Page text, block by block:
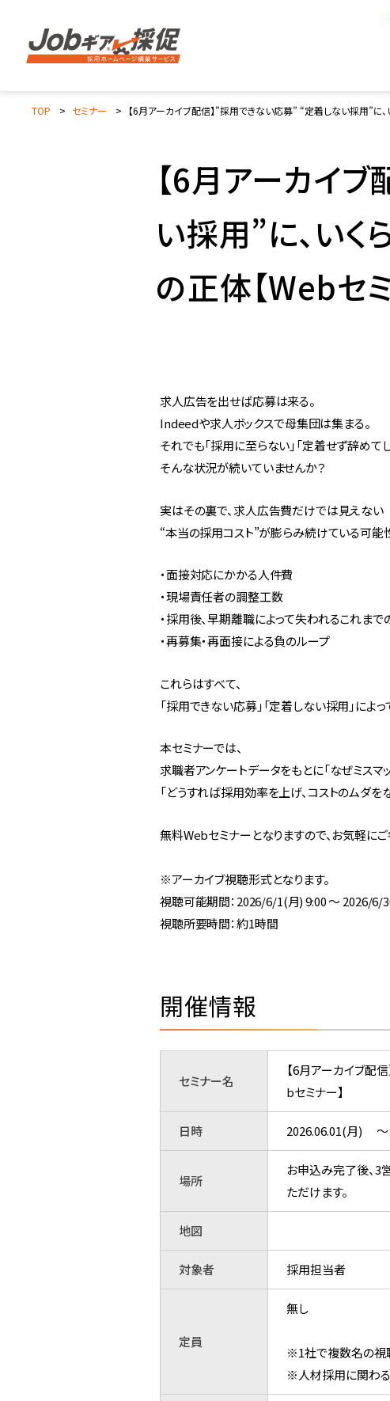
TOP セミナー 【6月アーカイブ配信】”採用できない応募” “定着しない採用”に
【6月アーカイ
い採用”に、い
の正体【Webセ
求人広告を出せば応募は来る。
Indeedや求人ボックスで母集団は集まる。
それでも「採用に至らない」「定着せず辞めてし
そんな状況が続いていませんか？
実はその裏で、求人広告費だけでは見えない
“本当の採用コスト”が膨らみ続けている可能
・面接対応にかかる人件費
・現場責任者の調整工数
・採用後、早期離職によって失われるこれまで
・再募集・再面接による負のループ
これらはすべて、
「採用できない応募」「定着しない採用」によ
本セミナーでは、
求職者アンケートデータをもとに「なぜミスマ
「どうすれば採用効率を上げ、コストのムダを
無料Webセミナーとなりますので、お気軽にご
※アーカイブ視聴形式となります。
視聴可能期間：2026/6/1(月) 9:00 ～ 2026/6/
視聴所要時間：約1時間
開催情報
セミナー名
【6月アーカイブ配
bセミナー】
日時 2026.06.01(月)
場所
お申込み完了後、3
ただけます。
地図
対象者 採用担当者
定員
無し
※1社で複数名の視
※人材採用に関わる